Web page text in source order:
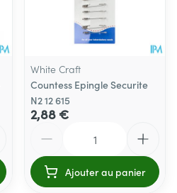
White Craft
Countess Epingle Securite
N2 12 615
2,88 €
Ajouter au panier